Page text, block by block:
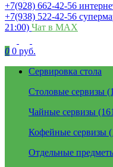
+7(928) 662-42-56
+7(938) 522-42-56
21:00) Чат в MAX
0 0 руб.
Сервировка стола
Столовые сервизы
Чайные сервизы
Кофейные сервизы
Отдельные